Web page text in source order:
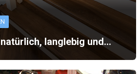
langlebig und…